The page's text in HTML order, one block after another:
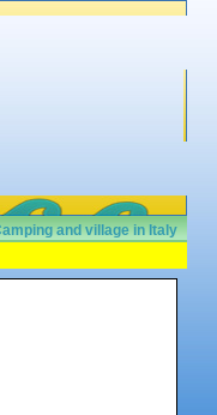
and village in Italy